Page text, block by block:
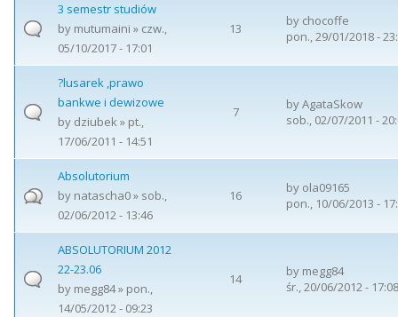
3 semestr studiów
by mutumaini » czw.,
05/10/2017 - 17:01
13 by chocoffe
pon., 29/01/2018 -
?lusarek ,prawo
bankwe i dewizowe
by dziubek» pt.,
17/06/2011 - 14:51
7 byAgataSkow
sob., 02/07/2011 -
Absolutorium
by natascha0» sob.,
02/06/2012 - 13:46
16 by ola09165
pon., 10/06/2013 -
ABSOLUTORIUM 2012
22-23.06
by megg84» pon.,
14/05/2012 - 09:23
14 by megg84
śr., 20/06/2012 - 17:08